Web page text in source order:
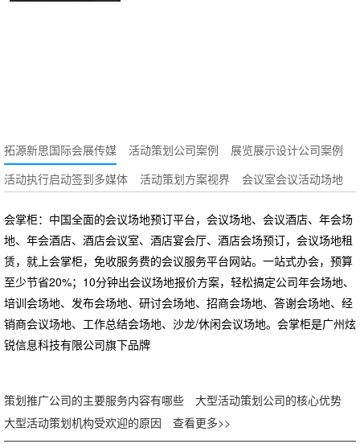
拓源新思国际会展传媒 活动策划公司案例
展览展示设计公司案例
活动执行启动签到多媒体
活动策划方案视界 会议室会议活动场地
会掌柜：中国全面的会议场地预订平台，会议场地、会议酒店、年会场
地、年会酒店、酒店会议室、酒店宴会厅、酒店会场预订，会议场地租
赁，就上会掌柜，免收服务费的会议服务平台网站。一站式办会，预算
至少节省20%；10分钟出会议场地报价方案，轻松搞定公司年会场地、
培训会场地、发布会场地、研讨会场地、招商会场地、答谢会场地、经
销商会议场地、工作总结会场地、沙龙/休闲会议场地。会掌柜是广州炫
锐信息科技有限公司旗下品牌
策划推广公司的主要服务内容有哪些
大型活动策划公司的核心优势
大型活动策划机构受欢迎的原因
查看更多>>